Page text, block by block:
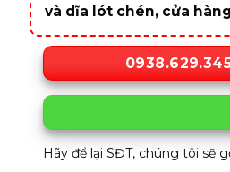
và dĩa lót chén, cửa
Hãy để lại SĐT, chúng tôi sẽ